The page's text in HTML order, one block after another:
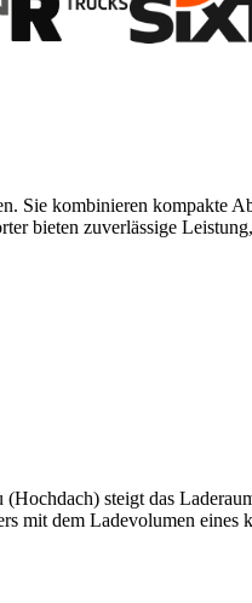
Sie kombinieren kompakte
bieten zuverlässige
steigt das
mit dem Ladevolumen eines